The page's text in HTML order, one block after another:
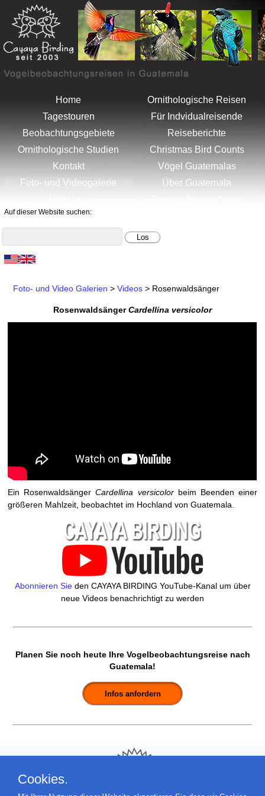
Home
Ornithologische Reisen
Tagestouren
Für Indvidualreisende
Beobachtungsgebiete
Reiseberichte
Ornithologische Studien
Christmas Bird Counts
Kontakt
Vögel Guatemalas
Artenliste
Foto- und Videogalerie
Über Guatemala
Auf dieser Website suchen:
Foto- und Video Galerien >Videos > Rosenwaldsänger
RosenwaldsängerCardellina versicolor
Ein RosenwaldsängerCardellina versicolorbeim Beenden einer
größeren Mahlzeit, beobachtet im Hochland von Guatemala.
Abonnieren Sieden CAYAYA BIRDING YouTube-Kanal um über
neue Videos benachrichtigt zu werden
Planen Sie noch heute Ihre Vogelbeobachtungsreise nach
Guatemala!
Cookies.